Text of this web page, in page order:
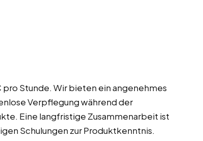
Stunde. Wir bieten ein angenehmes
Verpflegung während der
Eine langfristige Zusammenarbeit ist
Schulungen zur Produktkenntnis.